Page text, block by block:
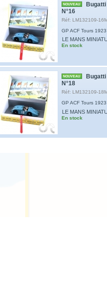
NOUVEAU
Bugatti
N°16
Réf: LM132109-
GP ACF Tours 1923
LE MANS
En stock
NOUVEAU
N°18
Réf: LM132109-
GP ACF Tours 1923
LE MANS
En stock